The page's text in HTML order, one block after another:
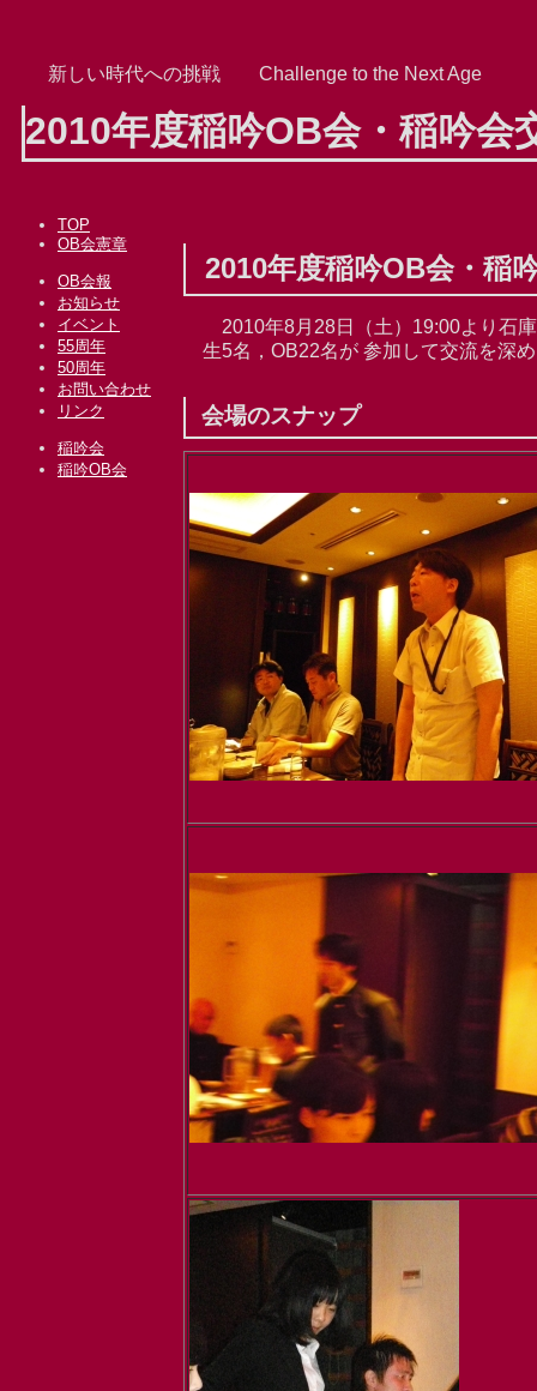
新しい時代への挑戦 Challenge to the Next Age
2010年度稲吟OB会・稲吟会
TOP
OB会憲章
OB会報
お知らせ
イベント
55周年
50周年
お問い合わせ
リンク
稲吟会
稲吟OB会
2010年度稲吟OB会・稲
2010年8月28日（土）19:00より石
生5名，OB22名が 参加して交流を深
会場のスナップ